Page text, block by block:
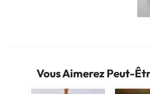
Vous Aimerez Peut-